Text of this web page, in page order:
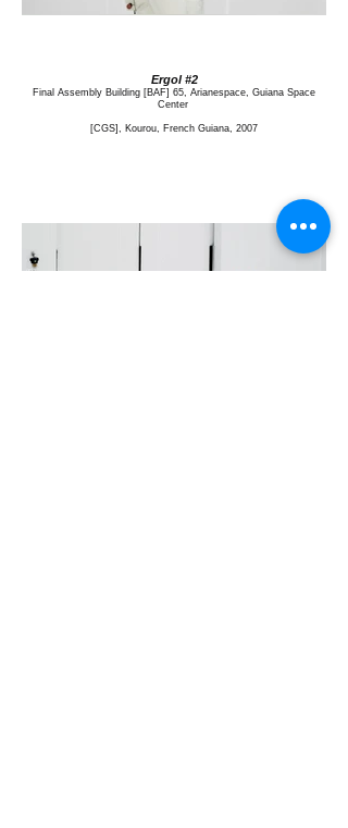
Ergol #2
Final Assembly Building [BAF] 65, Arianespace, Guiana Space
Center
[CGS], Kourou, French Guiana, 2007